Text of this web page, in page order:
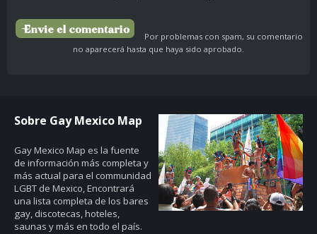
Por problemas con spam, su comentario
no aparecerá hasta que haya sido aprobado.
Sobre Gay Mexico Map
Gay Mexico Map es la fuente
de información más completa y
más actual para el communidad
LGBT de Mexico, Encontrará
una lista completa de los bares
gay, discotecas, hoteles,
saunas y más en todo el país.